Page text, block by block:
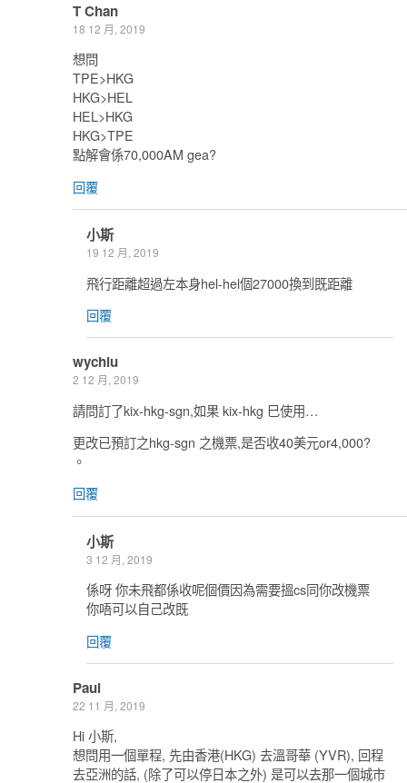
T Chan
18 12 月, 2019
想問
TPE>HKG
HKG>HEL
HEL>HKG
HKG>TPE
點解會係70,000AM gea?
回覆
小斯
19 12 月, 2019
飛行距離超過左本身hel-hel個27000換到既距離
回覆
wychiu
2 12 月, 2019
請問訂了kix-hkg-sgn,如果 kix-hkg 巳使用…
更改已預訂之hkg-sgn 之機票,是否收40美元or4,000?
。
回覆
小斯
3 12 月, 2019
係呀 你未飛都係收呢個價因為需要搵cs同你改機票
你唔可以自己改既
回覆
Paul
22 11 月, 2019
Hi 小斯,
想問用一個單程, 先由香港(HKG) 去溫哥華 (YVR), 回程
去亞洲的話, (除了可以停日本之外) 是可以去那一個城市